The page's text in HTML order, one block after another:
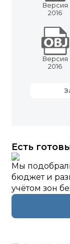
Версия
2016
Версия
2016
Есть
Мы
бюджет и
учётом зон